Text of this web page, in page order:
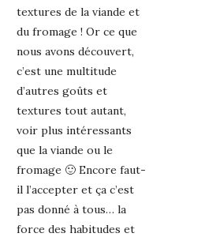
textures de la viande et
du fromage ! Or ce que
nous avons découvert,
c’est une multitude
d’autres goûts et
textures tout autant,
voir plus intéressants
que la viande ou le
fromage 🙂 Encore faut-
il l’accepter et ça c’est
pas donné à tous… la
force des habitudes et